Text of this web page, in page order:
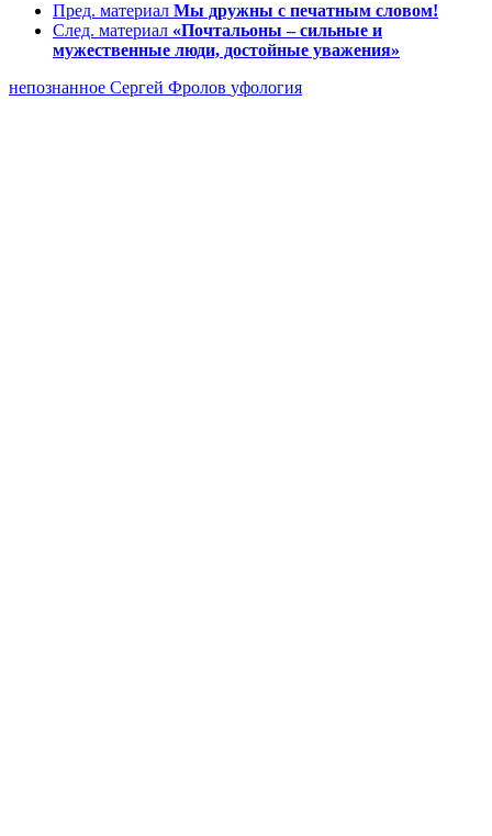
Пред. материал Мы дружны с печатным словом!
След. материал «Почтальоны – сильные и
мужественные люди, достойные уважения»
непознанное Сергей Фролов уфология